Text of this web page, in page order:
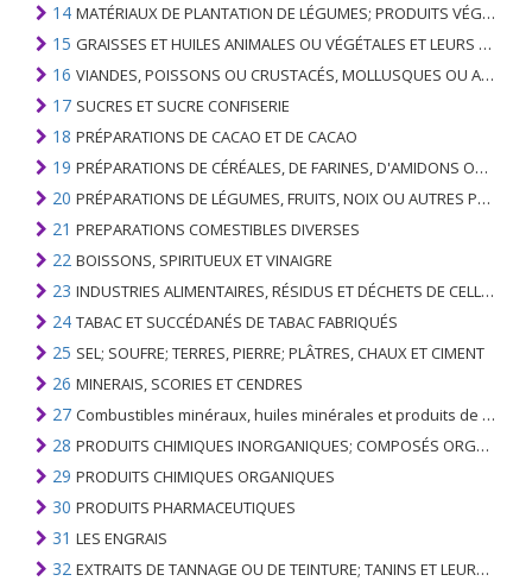
14 MATÉRIAUX DE PLANTATION DE LÉGUMES; PRODUITS VÉGÉTAUX NON DÉNOMMÉS NI COMPRIS AILLEURS
15 GRAISSES ET HUILES ANIMALES OU VÉGÉTALES ET LEURS PRODUITS DE CLIVAGE; GRAISSES ANIMALES PRÉPARÉES; CIRES ANIMALES OU VÉGÉTALES
16 VIANDES, POISSONS OU CRUSTACÉS, MOLLUSQUES OU AUTRES INVERTÉBRÉS AQUATIQUES; PRÉPARATIONS DE CELLES-CI
17 SUCRES ET SUCRE CONFISERIE
18 PRÉPARATIONS DE CACAO ET DE CACAO
19 PRÉPARATIONS DE CÉRÉALES, DE FARINES, D'AMIDONS OU DE LAIT; PRODUITS DE PATISSERIE
20 PRÉPARATIONS DE LÉGUMES, FRUITS, NOIX OU AUTRES PARTIES DE PLANTES
21 PREPARATIONS COMESTIBLES DIVERSES
22 BOISSONS, SPIRITUEUX ET VINAIGRE
23 INDUSTRIES ALIMENTAIRES, RÉSIDUS ET DÉCHETS DE CELLES-CI; FOURRAGE ANIMAL PRÉPARÉ
24 TABAC ET SUCCÉDANÉS DE TABAC FABRIQUÉS
25 SEL; SOUFRE; TERRES, PIERRE; PLÂTRES, CHAUX ET CIMENT
26 MINERAIS, SCORIES ET CENDRES
27 Combustibles minéraux, huiles minérales et produits de leur distillation; SUBSTANCES BITUMINEUSES; CIRES MINÉRALES
28 PRODUITS CHIMIQUES INORGANIQUES; COMPOSÉS ORGANIQUES ET INORGANIQUES DE MÉTAUX PRÉCIEUX; DE MÉTAUX DES TERRES RARES, D'ÉLÉMENTS RADIOACTIFS ET D'ISOTOPES
29 PRODUITS CHIMIQUES ORGANIQUES
30 PRODUITS PHARMACEUTIQUES
31 LES ENGRAIS
32 EXTRAITS DE TANNAGE OU DE TEINTURE; TANINS ET LEURS DERIVES; COLORANTS, PIGMENTS ET AUTRES MATIERES COLORANTES; PEINTURES, VERNIS; MASTIC, AUTRES MASTIQUES; ENCRES